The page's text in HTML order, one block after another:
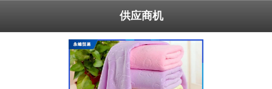
供应商机